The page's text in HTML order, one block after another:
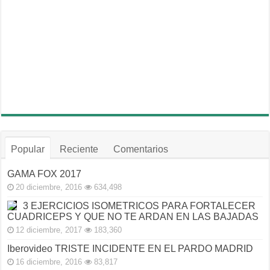
Popular Reciente Comentarios
GAMA FOX 2017
20 diciembre, 2016 634,498
3 EJERCICIOS ISOMETRICOS PARA FORTALECER
CUADRICEPS Y QUE NO TE ARDAN EN LAS BAJADAS
12 diciembre, 2017 183,360
Iberovideo TRISTE INCIDENTE EN EL PARDO MADRID
16 diciembre, 2016 83,817